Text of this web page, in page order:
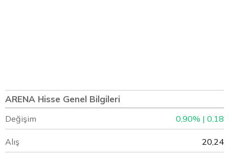
ARENA Hisse Genel Bilgileri
Değişim 0,90% | 0,18
Alış 20,24